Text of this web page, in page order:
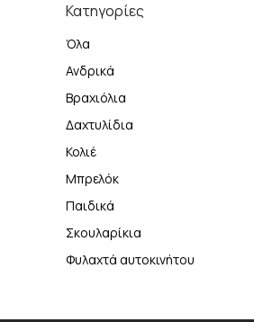
Κατηγορίες
Όλα
Ανδρικά
Βραχιόλια
Δαχτυλίδια
Κολιέ
Μπρελόκ
Παιδικά
Σκουλαρίκια
Φυλαχτά αυτοκινήτου